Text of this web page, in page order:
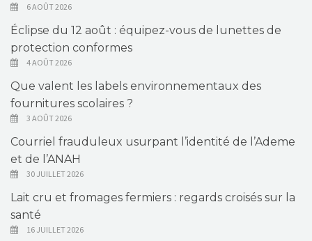
6 AOÛT 2026
Éclipse du 12 août : équipez-vous de lunettes de
protection conformes
4 AOÛT 2026
Que valent les labels environnementaux des
fournitures scolaires ?
3 AOÛT 2026
Courriel frauduleux usurpant l’identité de l’Ademe
et de l’ANAH
30 JUILLET 2026
Lait cru et fromages fermiers : regards croisés sur la
santé
16 JUILLET 2026